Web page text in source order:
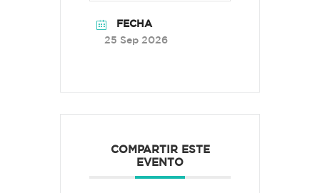
FECHA
25 Sep 2026
COMPARTIR ESTE
EVENTO